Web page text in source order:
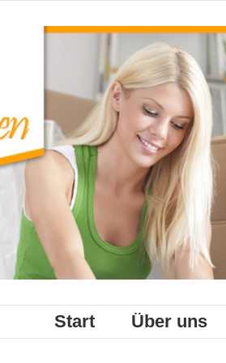
Start Über uns